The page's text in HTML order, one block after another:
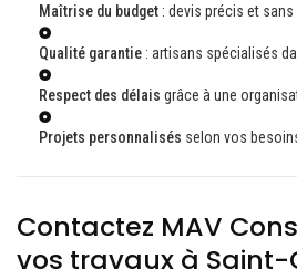
Maîtrise du budget : devis précis et
Qualité garantie : artisans spécialisés
Respect des délais grâce à une
Projets personnalisés selon vos
Contactez MAV
vos travaux à Saint-